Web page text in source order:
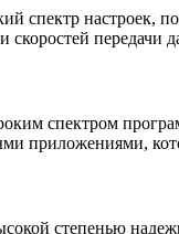
спектр настроек,
передачи
спектром
приложениями,
степенью